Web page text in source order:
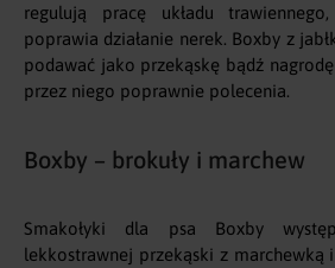
regulują pracę układu
poprawia działanie nerek. Boxby z
podawać jako przekąskę bądź
przez niego poprawnie polecenia.
Boxby – brokuły i marchew
Smakołyki dla psa Boxby
lekkostrawnej przekąski z marchewką